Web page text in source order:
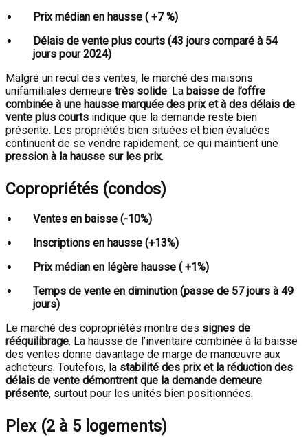
Prix médian en hausse ( +7 %)
Délais de vente plus courts (43 jours comparé à 54
jours pour 2024)
Malgré un recul des ventes, le marché des maisons
unifamiliales demeure très solide. La baisse de l’offre
combinée à une hausse marquée des prix et à des délais de
vente plus courts indique que la demande reste bien
présente. Les propriétés bien situées et bien évaluées
continuent de se vendre rapidement, ce qui maintient une
pression à la hausse sur les prix.
Copropriétés (condos)
Ventes en baisse (-10%)
Inscriptions en hausse (+13%)
Prix médian en légère hausse ( +1%)
Temps de vente en diminution (passe de 57 jours à 49
jours)
Le marché des copropriétés montre des signes de
rééquilibrage. La hausse de l’inventaire combinée à la baisse
des ventes donne davantage de marge de manœuvre aux
acheteurs. Toutefois, la stabilité des prix et la réduction des
délais de vente démontrent que la demande demeure
présente, surtout pour les unités bien positionnées.
Plex (2 à 5 logements)